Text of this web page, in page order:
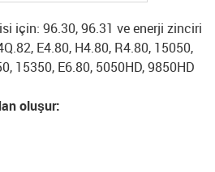
için: 96.30, 96.31 ve enerji zinciri
E4.80, H4.80, R4.80, 15050,
15350, E6.80, 5050HD, 9850HD
oluşur: